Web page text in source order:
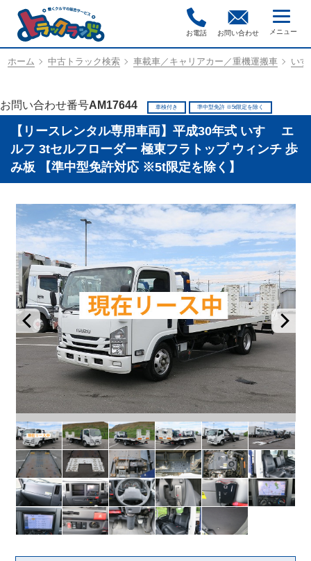
お電話 お問い合わせ
ホーム 中古トラック検索 車載車／キャリアカー／重機運搬車 い
お問い合わせ番号AM17644 車検付き 準中型免許 ※5t限定を除く
【リースレンタル専用車両】平成30年式 いすゞ エ
ルフ 3tセルフローダー 極東フラトップ ウィンチ 歩
み板 【準中型免許対応 ※5t限定を除く】